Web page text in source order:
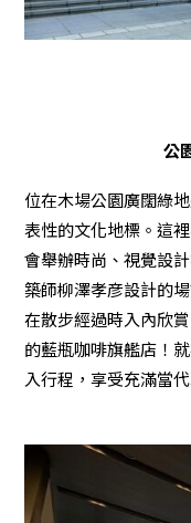
公
位在木場公園廣闊綠
表性的文化地標。這
會舉辦時尚、視覺設
築師柳澤孝彦設計的
在散步經過時入內欣
的藍瓶咖啡旗艦店！
入行程，享受充滿當